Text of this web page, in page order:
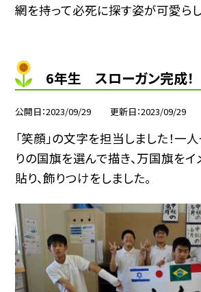
網を持って必死に探す姿が可愛らし
6年生 スローガン完成！
公開日 2023/09/29 更新日 2023/09/29
「笑顔」の文字を担当しました！一
りの国旗を選んで描き、万国旗を
貼り、飾りつけをしました。